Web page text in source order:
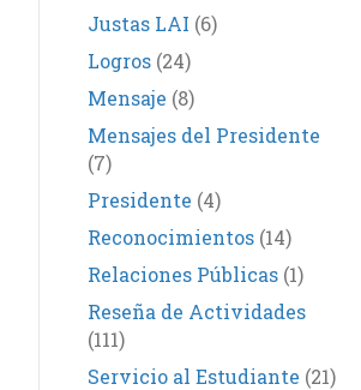
Justas LAI (6)
Logros(24)
Mensaje (8)
Mensajes del Presidente
(7)
Presidente (4)
Reconocimientos(14)
Relaciones Públicas(1)
Reseña de Actividades
(111)
Servicio al Estudiante (21)